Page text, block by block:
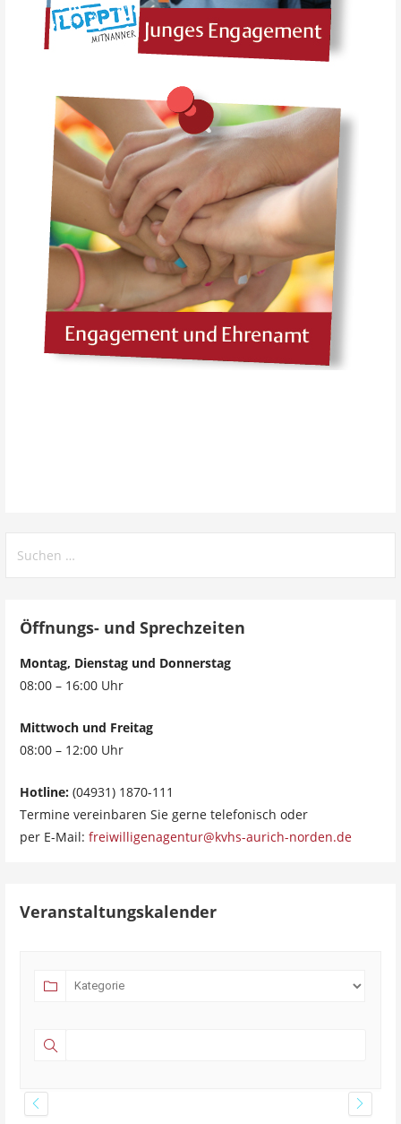
Öffnungs- und Sprechzeiten
Montag, Dienstag und Donnerstag
08:00 – 16:00 Uhr
Mittwoch und Freitag
08:00 – 12:00 Uhr
Hotline: (04931) 1870-111
Termine vereinbaren Sie gerne telefonisch oder
per E-Mail:freiwilligenagentur@kvhs-aurich-norden.de
Veranstaltungskalender